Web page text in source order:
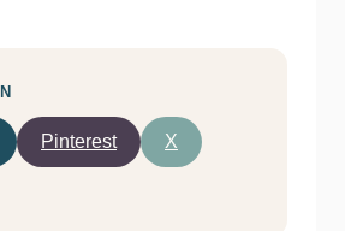
Pinterest X